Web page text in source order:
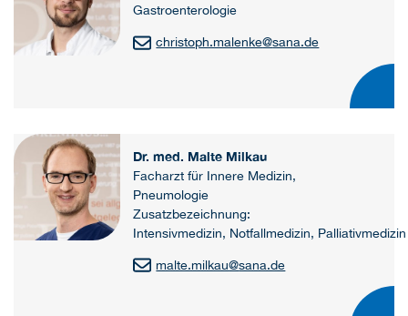
Gastroenterologie
christoph.malenke@sana.de
Dr. med. Malte Milkau
Facharzt für Innere Medizin,
Pneumologie
Zusatzbezeichnung:
Intensivmedizin, Notfallmedizin, Palliativmedizin
malte.milkau@sana.de